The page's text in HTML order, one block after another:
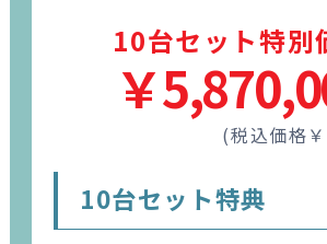
10台セット特別
￥
(税込価格
10台セット特典